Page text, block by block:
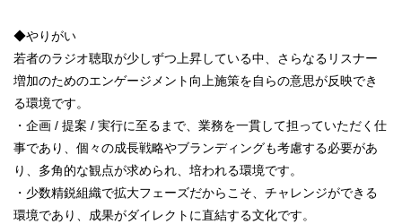
◆やりがい
若者のラジオ聴取が少しずつ上昇している中、さらなるリスナー
増加のためのエンゲージメント向上施策を自らの意思が反映でき
る環境です。
・企画 / 提案 / 実行に至るまで、業務を一貫して担っていただく仕
事であり、個々の成長戦略やブランディングも考慮する必要があ
り、多角的な観点が求められ、培われる環境です。
・少数精鋭組織で拡大フェーズだからこそ、チャレンジができる
環境であり、成果がダイレクトに直結する文化です。